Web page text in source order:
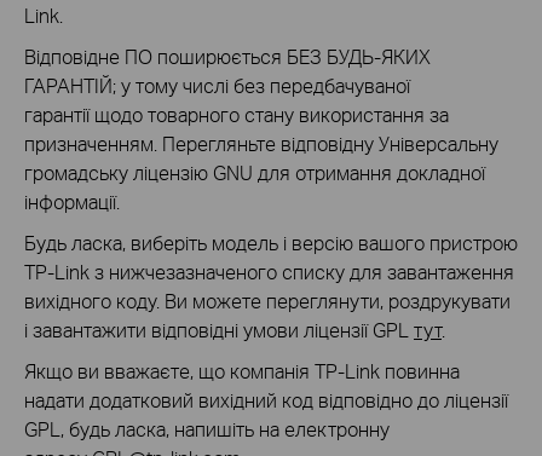
Link.
Відповідне ПО поширюється БЕЗ БУДЬ-ЯКИХ
ГАРАНТІЙ; у тому числі без передбачуваної
гарантії щодо товарного стану використання за
призначенням. Перегляньте відповідну Універсальну
громадську ліцензію GNU для отримання докладної
інформації.
Будь ласка, виберіть модель і версію вашого пристрою
TP-Link з нижчезазначеного списку для завантаження
вихідного коду. Ви можете переглянути, роздрукувати
і завантажити відповідні умови ліцензії GPL тут.
Якщо ви вважаєте, що компанія TP-Link повинна
надати додатковий вихідний код відповідно до ліцензії
GPL, будь ласка, напишіть на електронну